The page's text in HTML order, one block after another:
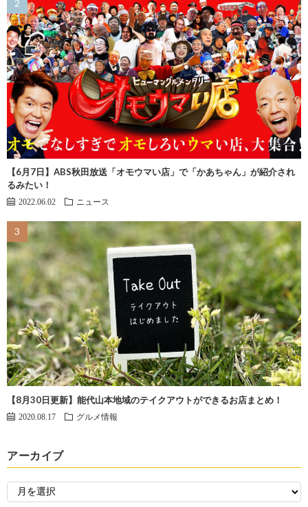
【6月7日】ABS秋田放送「オモウマい店」で「かあちゃん」が紹介され
るみたい！
2022.06.02 ニュース
【8月30日更新】能代山本地域のテイクアウトができるお店まとめ！
2020.08.17 グルメ情報
アーカイブ